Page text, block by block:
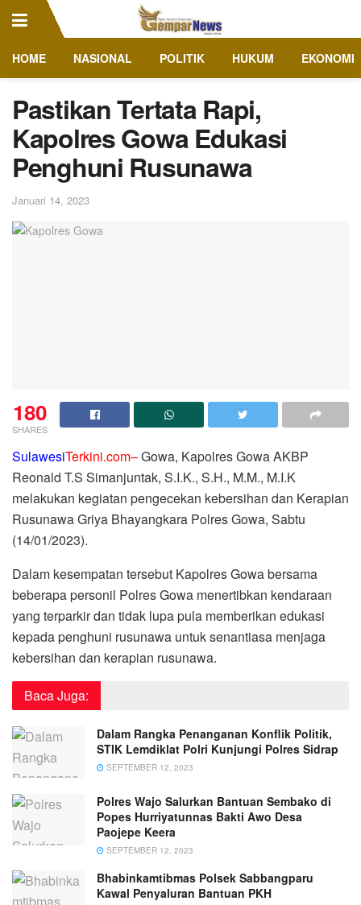
HOME NASIONAL POLITIK HUKUM EKONOMI
Pastikan Tertata Rapi,
Kapolres Gowa Edukasi
Penghuni Rusunawa
Januari 14, 2023
180
SHARES
SulawesiTerkini.com–Gowa, Kapolres Gowa AKBP
Reonald T.S Simanjuntak, S.I.K., S.H., M.M., M.I.K
melakukan kegiatan pengecekan kebersihan dan Kerapian
Rusunawa Griya Bhayangkara Polres Gowa, Sabtu
(14/01/2023).
Dalam kesempatan tersebut Kapolres Gowa bersama
beberapa personil Polres Gowa menertibkan kendaraan
yang terparkir dan tidak lupa pula memberikan edukasi
kepada penghuni rusunawa untuk senantiasa menjaga
kebersihan dan kerapian rusunawa.
Baca Juga:
Dalam Rangka Penanganan Konflik Politik,
STIK Lemdiklat Polri Kunjungi Polres Sidrap
SEPTEMBER 12, 2023
Polres Wajo Salurkan Bantuan Sembako di
Popes Hurriyatunnas Bakti Awo Desa
Paojepe Keera
SEPTEMBER 12, 2023
Bhabinkamtibmas Polsek Sabbangparu
Kawal Penyaluran Bantuan PKH